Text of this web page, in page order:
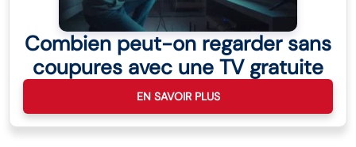
Combien peut-on regarder sans
coupures avec une TV gratuite
EN SAVOIR PLUS